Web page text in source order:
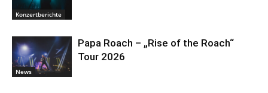
Konzertberichte
News
Papa Roach – „Rise of the Roach“
Tour 2026